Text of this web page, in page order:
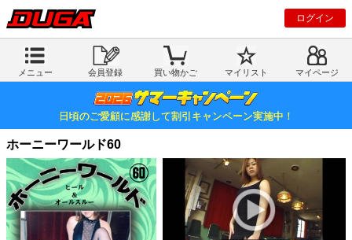
ログイン
メニュー 会員登録 買い物かご マイリスト マイページ
日頃のご愛顧に感謝して割引キャンペーン実施中！
ホーニーワールド60